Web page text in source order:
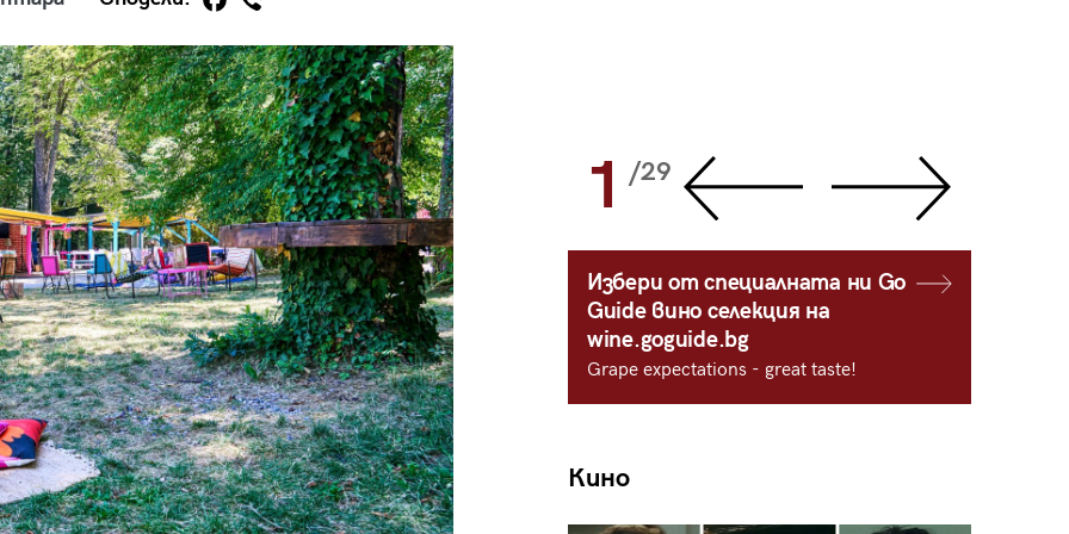
29/29 1 /29
Избери от специалната ни Go
Guide вино селекция на
wine.goguide.bg
Grape expectations - great taste!
Кино